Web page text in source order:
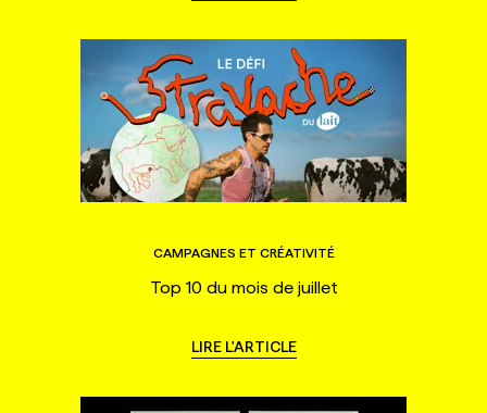
CAMPAGNES ET CRÉATIVITÉ
Top 10 du mois de juillet
LIRE L'ARTICLE